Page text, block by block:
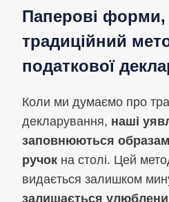
Паперові форми,
традиційний
податкової
Коли ми думаємо про
декларування, наші
заповнюються
ручок на столі. Цей
видається залишком
залишається